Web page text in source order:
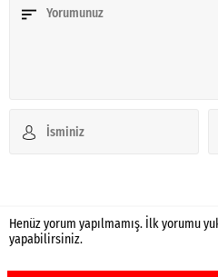
Henüz yorum yapılmamış. İlk yorumu
yapabilirsiniz.